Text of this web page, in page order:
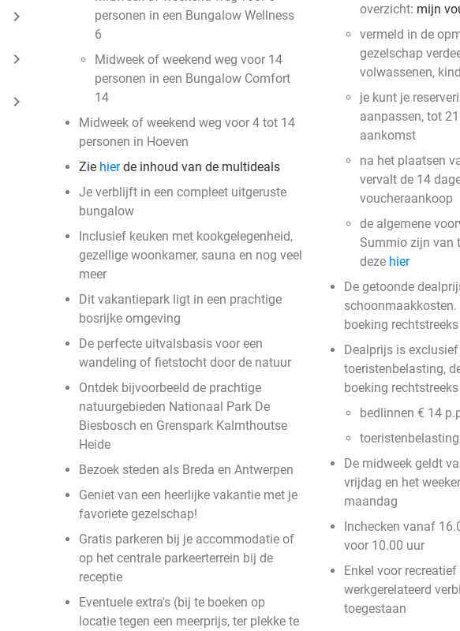
keyboard_arrow_right
keyboard_arrow_right
keyboard_arrow_right
personen in een Bungalow Wellness
6
Midweek of weekend weg voor 14
personen in een Bungalow Comfort
14
Midweek of weekend weg voor 4 tot 14
personen in Hoeven
Zie hierde inhoud van de multideals
Je verblijft in een compleet uitgeruste
bungalow
Inclusief keuken met kookgelegenheid,
gezellige woonkamer, sauna en nog veel
meer
Dit vakantiepark ligt in een prachtige
bosrijke omgeving
De perfecte uitvalsbasis voor een
wandeling of fietstocht door de natuur
Ontdek bijvoorbeeld de prachtige
natuurgebieden Nationaal Park De
Biesbosch en Grenspark Kalmthoutse
Heide
Bezoek steden als Breda en Antwerpen
Geniet van een heerlijke vakantie met je
favoriete gezelschap!
Gratis parkeren bij je accommodatie of
op het centrale parkeerterrein bij de
receptie
Eventuele extra's (bij te boeken op
locatie tegen een meerprijs, ter plekke te
overzicht: mijn
vermeld in de
gezelschap
volwassenen,
je kunt je
aanpassen, tot
aankomst
na het plaatsen
vervalt de 14
voucheraankoop
de algemene
Summio zijn van
deze hier
De getoonde
boeking
Dealprijs is
toeristenbelasting,
boeking
bedlinnen € 14
De midweek geldt
vrijdag en het
maandag
Inchecken vanaf
voor 10.00 uur
Enkel voor
werkgerelateerd
toegestaan